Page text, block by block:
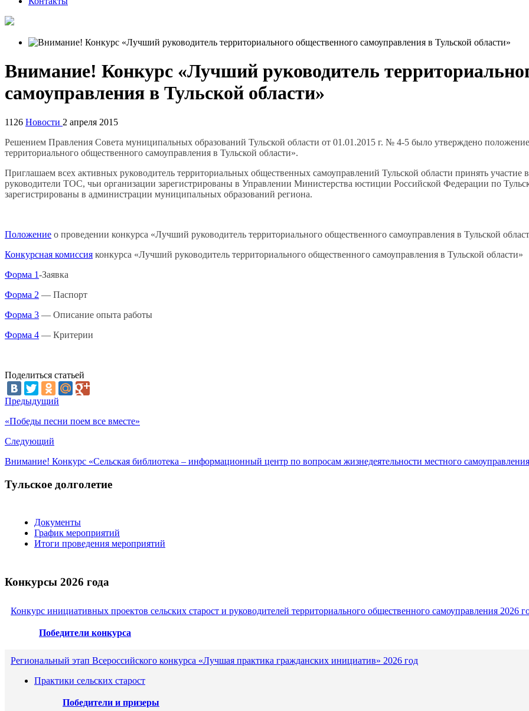
Внимание! Конкурс «Лучший руководитель
самоуправления в Тульской области»
1126 Новости 2 апреля 2015
Решением Правления Совета муниципальных образований Тульской области от 01.01.2015 г. № 4-5 было утверждено
территориального общественного самоуправления в Тульской области».
Приглашаем всех активных руководитель территориальных общественных самоуправлений Тульской области принять участие
руководители ТОС, чьи организации зарегистрированы в Управлении Министерства юстиции Российской Федерации по
зарегистрированы в администрации муниципальных образований региона.
Положение о проведении конкурса «Лучший руководитель территориального общественного самоуправления в Тульской
Конкурсная комиссия конкурса «Лучший руководитель территориального общественного самоуправления в Тульской области»
Форма 1-Заявка
Форма 2 — Паспорт
Форма 3 — Описание опыта работы
Форма 4 — Критерии
Поделиться статьей
Предыдущий
«Победы песни поем все вместе»
Следующий
Внимание! Конкурс «Сельская библиотека – информационный центр по вопросам жизнедеятельности местного
Тульское долголетие
Документы
График мероприятий
Итоги проведения мероприятий
Конкурсы 2026 года
Конкурс инициативных проектов сельских старост и руководителей территориального общественного самоуправления 2026
Победители конкурса
Региональный этап Всероссийского конкурса «Лучшая практика гражданских инициатив» 2026 год
Практики сельских старост
Победители и призеры